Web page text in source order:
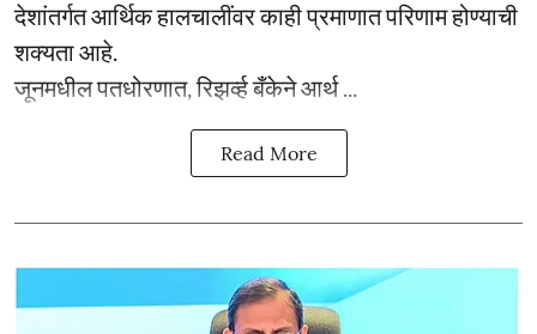
देशांतर्गत आर्थिक हालचालींवर काही प्रमाणात परिणाम होण्याची
शक्यता आहे.
जूनमधील पतधोरणात, रिझर्व्ह बँकेने आर्थ ...
Read More